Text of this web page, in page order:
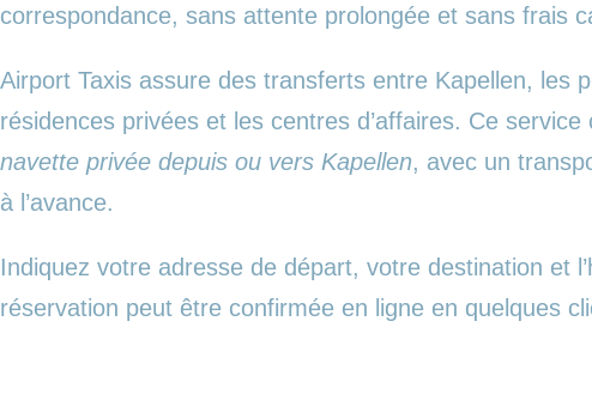
correspondance, sans attente prolongée et sans frais
Airport Taxis assure des transferts entre Kapellen, les
résidences privées et les centres d’affaires. Ce
navette privée depuis ou vers Kapellen, avec un
à l’avance.
Indiquez votre adresse de départ, votre destination et
réservation peut être confirmée en ligne en quelques